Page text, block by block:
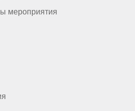
мероприятия